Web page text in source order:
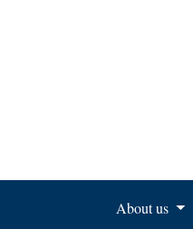
About us